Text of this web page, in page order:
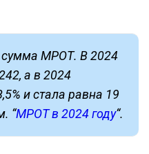
сумма МРОТ. В 2024
а в 2024
и стала равна 19
“МРОТ в 2024 году“.